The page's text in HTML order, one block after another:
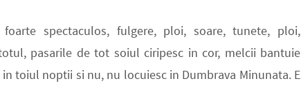
spectaculos, fulgere, ploi, soare, tunete, ploi,
pasarile de tot soiul ciripesc in cor, melcii bantuie
toiul noptii si nu, nu locuiesc in Dumbrava Minunata. E